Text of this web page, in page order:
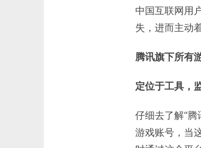
中国互联网用
失，进而主动
腾讯旗下所有
定位于工具，
仔细去了解“
游戏账号，当